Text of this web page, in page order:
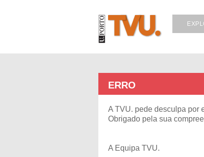
ERRO
A TVU. pede desculpa por
Obrigado pela sua
A Equipa TVU.